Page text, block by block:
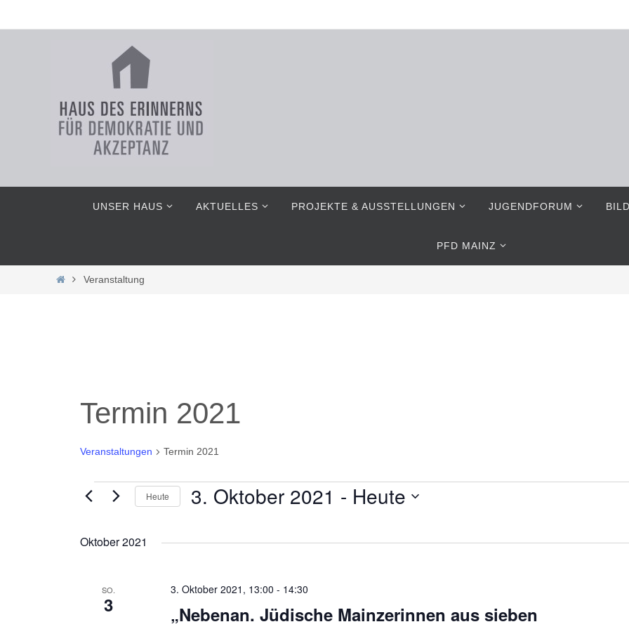
Inhalt
UNSER HAUS AKTUELLES PROJEKTE & AUSSTELLUNGEN JUGENDFORUM
PFD MAINZ
HomeVeranstaltung
Termin 2021
Veranstaltungen Termin 2021
Veranstaltungen
Heute 3. Oktober 2021 - Heute
wählen.
Oktober 2021
SO.
3
„Nebenan. Jüdische Mainzerinnen aus sieben
3. Oktober 2021, 13:00 - 14:30